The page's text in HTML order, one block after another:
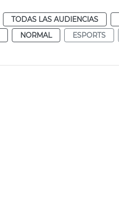
TODAS LAS AUDIENCIAS
NORMAL ESPORTS